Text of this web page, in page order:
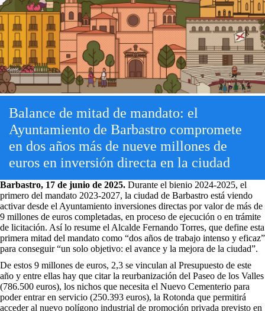
Balance de mitad de mandato: el
Ayuntamiento de Barbastro compromete
en dos años más de nueve millones de
euros en inversión directa en la ciudad
Barbastro, 17 de junio de 2025. Durante el bienio 2024-2025, el
primero del mandato 2023-2027, la ciudad de Barbastro está viendo
activar desde el Ayuntamiento inversiones directas por valor de más de
9 millones de euros completadas, en proceso de ejecución o en trámite
de licitación. Así lo resume el Alcalde Fernando Torres, que define esta
primera mitad del mandato como “dos años de trabajo intenso y eficaz”
para conseguir “un solo objetivo: el avance y la mejora de la ciudad”.
De estos 9 millones de euros, 2,3 se vinculan al Presupuesto de este
año y entre ellas hay que citar la reurbanización del Paseo de los Valles
(786.500 euros), los nichos que necesita el Nuevo Cementerio para
poder entrar en servicio (250.393 euros), la Rotonda que permitirá
acceder al nuevo polígono industrial de promoción privada previsto en